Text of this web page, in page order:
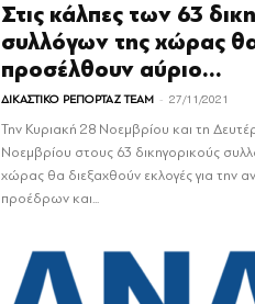
Στις κάλπες των 63
συλλόγων της χώρας
προσέλθουν αύριο...
ΔΙΚΑΣΤΙΚΟ ΡΕΠΟΡΤΑΖ TEAM - 27/11/2021
Την Κυριακή 28 Νοεμβρίου και τη
Νοεμβρίου στους 63 δικηγορικούς
χώρας θα διεξαχθούν εκλογές για την
προέδρων και...